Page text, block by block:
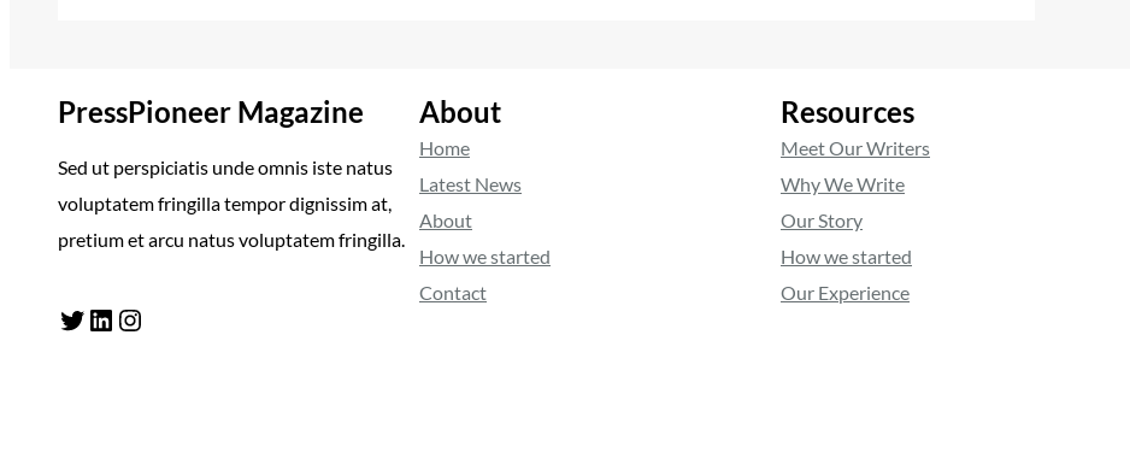
PressPioneer Magazine
Sed ut perspiciatis unde omnis iste natus
voluptatem fringilla tempor dignissim at,
pretium et arcu natus voluptatem fringilla.
Twitter LinkedIn Instagram
About
Home
Latest News
About
How we started
Contact
Resources
Meet Our Writers
Why We Write
Our Story
How we started
Our Experience